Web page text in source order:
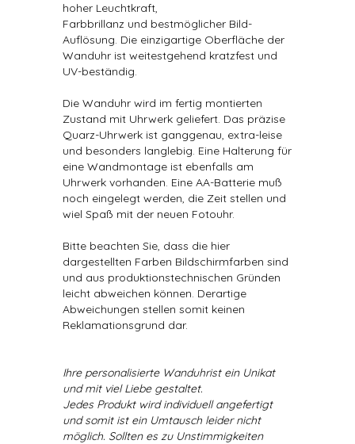
hoher Leuchtkraft,
Farbbrillanz und bestmöglicher Bild-
Auflösung. Die einzigartige Oberfläche der
Wanduhr ist weitestgehend kratzfest und
UV-beständig.
Die Wanduhr wird im fertig montierten
Zustand mit Uhrwerk geliefert. Das präzise
Quarz-Uhrwerk ist ganggenau, extra-leise
und besonders langlebig. Eine Halterung für
eine Wandmontage ist ebenfalls am
Uhrwerk vorhanden. Eine AA-Batterie muß
noch eingelegt werden, die Zeit stellen und
wiel Spaß mit der neuen Fotouhr.
Bitte beachten Sie, dass die hier
dargestellten Farben Bildschirmfarben sind
und aus produktionstechnischen Gründen
leicht abweichen können. Derartige
Abweichungen stellen somit keinen
Reklamationsgrund dar.
Ihre personalisierte Wanduhrist ein Unikat
und mit viel Liebe gestaltet.
Jedes Produkt wird individuell angefertigt
und somit ist ein Umtausch leider nicht
möglich. Sollten es zu Unstimmigkeiten